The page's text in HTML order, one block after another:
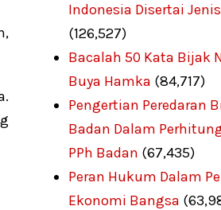
Indonesia Disertai
(126,527)
Bacalah 50 Kata Bijak
Buya Hamka (84,717)
Pengertian Peredaran
Badan Dalam
PPh Badan (67,435)
Peran Hukum Dalam
Ekonomi Bangsa